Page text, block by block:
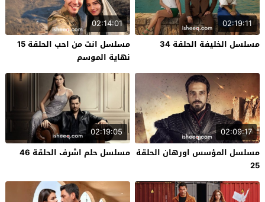
02:19:11
مسلسل الخليفة الحلقة 34
02:14:01
مسلسل انت من احب الحلقة 15
نهاية الموسم
02:09:17
مسلسل المؤسس اورهان الحلقة
25
02:19:05
مسلسل حلم اشرف الحلقة 46